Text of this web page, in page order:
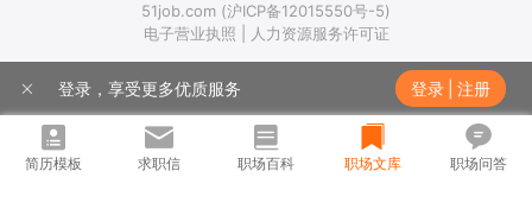
的确定、考核的标准，存在的疑惑、可能遇到的困难以及需要的支持
等进行全面的考虑。
财务评估能力
51job.com (沪ICP备12015550号-5)
电子营业执照 | 人力资源服务许可证
登录，享受更多优质服务 登录 注册
简历模板 求职信 职场百科 职场文库 职场问答